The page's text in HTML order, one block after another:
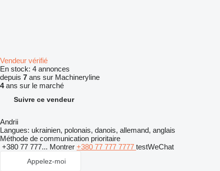
Vendeur vérifié
En stock: 4 annonces
depuis 7 ans sur Machineryline
4ans sur le marché
Suivre ce vendeur
Andrii
Langues: ukrainien, polonais, danois, allemand, anglais
Méthode de communication prioritaire
+380 77 777... Montrer +380 77 777 7777 testWeChat
Appelez-moi